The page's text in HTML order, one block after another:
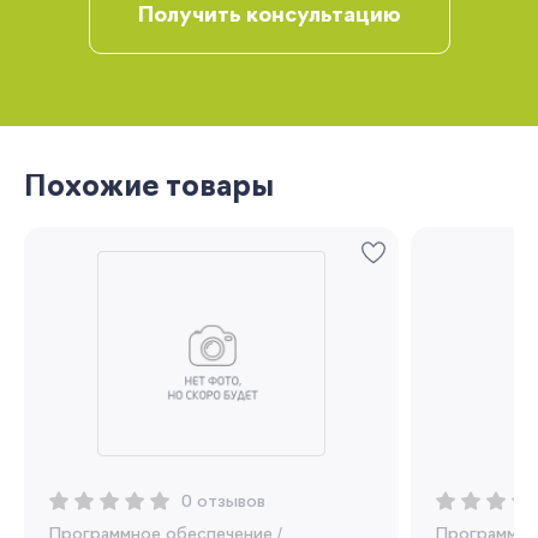
Получить консультацию
Похожие товары
0 отзывов
Запомнить меня